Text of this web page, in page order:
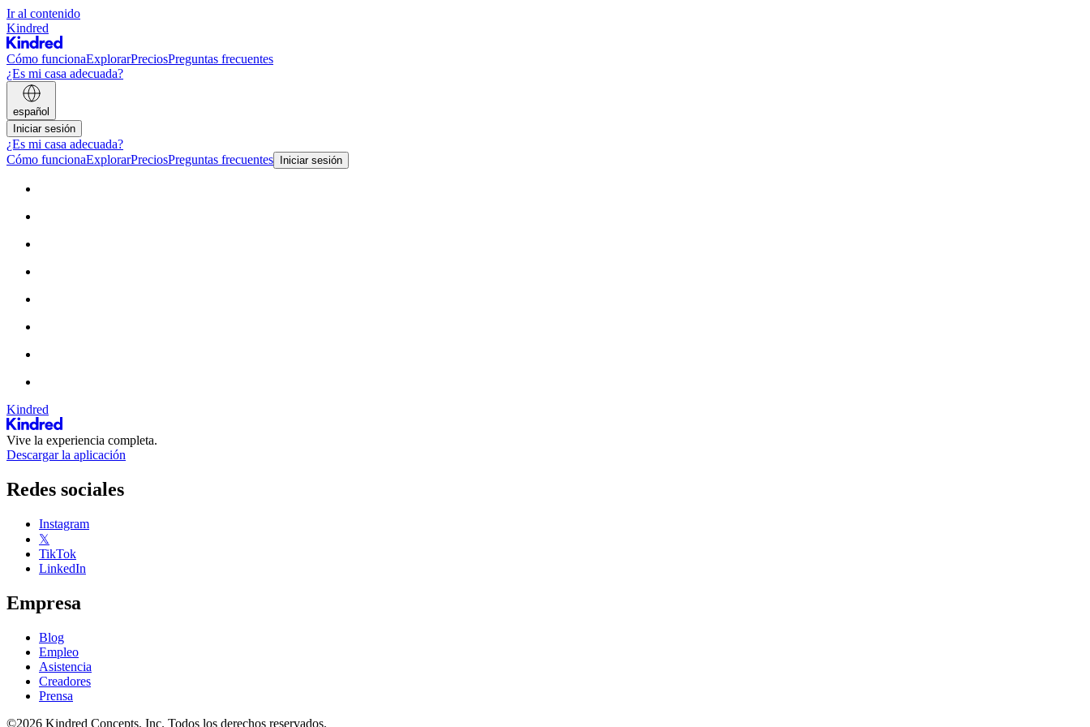
Ir al contenido
Kindred
Cómo funcionaExplorarPreciosPreguntas frecuentes
¿Es mi casa adecuada?
español
Iniciar sesión
¿Es mi casa adecuada?
Cómo funcionaExplorarPreciosPreguntas frecuentes Iniciar sesión
Kindred
Vive la experiencia completa.
Descargar la aplicación
Redes sociales
Instagram
𝕏
TikTok
LinkedIn
Empresa
Blog
Empleo
Asistencia
Creadores
Prensa
©2026 Kindred Concepts, Inc. Todos los derechos reservados.